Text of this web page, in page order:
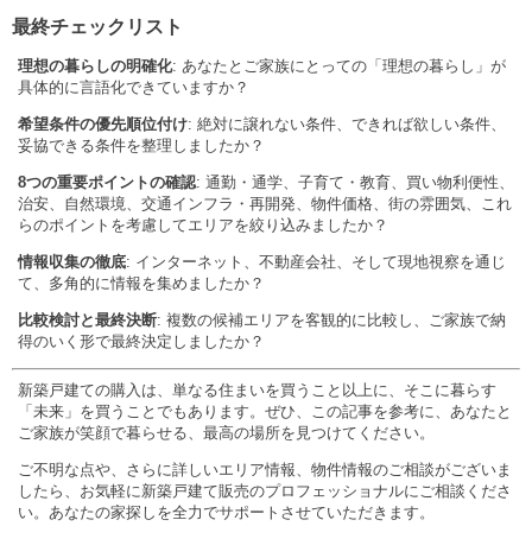
最終チェックリスト
理想の暮らしの明確化: あなたとご家族にとっての「理想の暮らし」が
具体的に言語化できていますか？
希望条件の優先順位付け: 絶対に譲れない条件、できれば欲しい条件、
妥協できる条件を整理しましたか？
8つの重要ポイントの確認: 通勤・通学、子育て・教育、買い物利便性、
治安、自然環境、交通インフラ・再開発、物件価格、街の雰囲気、これ
らのポイントを考慮してエリアを絞り込みましたか？
情報収集の徹底: インターネット、不動産会社、そして現地視察を通じ
て、多角的に情報を集めましたか？
比較検討と最終決断: 複数の候補エリアを客観的に比較し、ご家族で納
得のいく形で最終決定しましたか？
新築戸建ての購入は、単なる住まいを買うこと以上に、そこに暮らす
「未来」を買うことでもあります。ぜひ、この記事を参考に、あなたと
ご家族が笑顔で暮らせる、最高の場所を見つけてください。
ご不明な点や、さらに詳しいエリア情報、物件情報のご相談がございま
したら、お気軽に新築戸建て販売のプロフェッショナルにご相談くださ
い。あなたの家探しを全力でサポートさせていただきます。